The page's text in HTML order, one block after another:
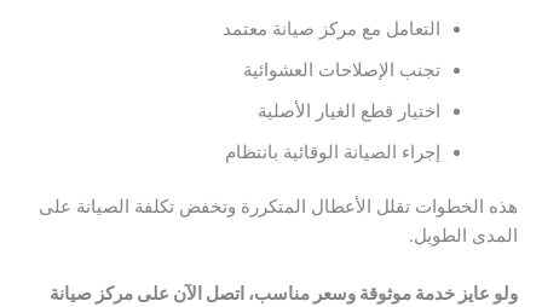
التعامل مع مركز صيانة معتمد
تجنب الإصلاحات العشوائية
اختيار قطع الغيار الأصلية
إجراء الصيانة الوقائية بانتظام
هذه الخطوات تقلل الأعطال المتكررة وتخفض تكلفة الصيانة على
المدى الطويل.
ولو عايز خدمة موثوقة وسعر مناسب، اتصل الآن على مركز صيانة